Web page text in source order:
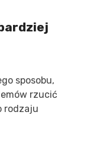
sposobu,
rzucić
rodzaju